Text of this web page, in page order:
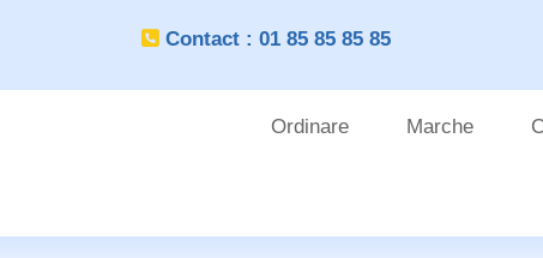
Contact : 01 85 85 85 85
Ordinare Marche